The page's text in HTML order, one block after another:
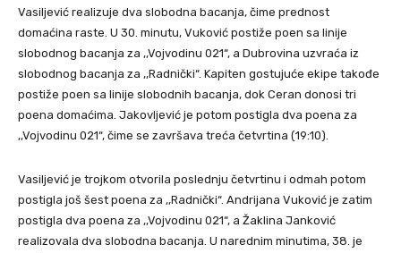
Vasiljević realizuje dva slobodna bacanja, čime prednost
domaćina raste. U 30. minutu, Vuković postiže poen sa linije
slobodnog bacanja za ,,Vojvodinu 021“, a Dubrovina uzvraća iz
slobodnog bacanja za ,,Radnički“. Kapiten gostujuće ekipe takođe
postiže poen sa linije slobodnih bacanja, dok Ceran donosi tri
poena domaćima. Jakovljević je potom postigla dva poena za
,,Vojvodinu 021“, čime se završava treća četvrtina (19:10).
Vasiljević je trojkom otvorila poslednju četvrtinu i odmah potom
postigla još šest poena za ,,Radnički“. Andrijana Vuković je zatim
postigla dva poena za ,,Vojvodinu 021“, a Žaklina Janković
realizovala dva slobodna bacanja. U narednim minutima, 38. je